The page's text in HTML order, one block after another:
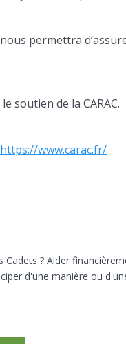
permettra
soutien de la CARAC.
https://www.carac.fr/
Cadets ? Aider
d'une manière ou